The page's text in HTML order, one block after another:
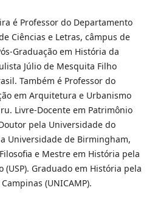
é Professor do Departamento
Ciências e Letras, câmpus de
Graduação em História da
Júlio de Mesquita Filho
Também é Professor do
em Arquitetura e Urbanismo
Livre-Docente em Patrimônio
pela Universidade do
Universidade de Birmingham,
e Mestre em História pela
(USP). Graduado em História pela
(UNICAMP).